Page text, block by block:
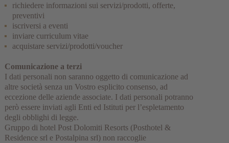
richiedere informazioni sui servizi/prodotti, offerte,
preventivi
iscriversi a eventi
inviare curriculum vitae
acquistare servizi/prodotti/voucher
Comunicazione a terzi
I dati personali non saranno oggetto di comunicazione ad
altre società senza un Vostro esplicito consenso, ad
eccezione delle aziende associate. I dati personali potranno
però essere inviati agli Enti ed Istituti per l’espletamento
degli obblighi di legge.
Gruppo di hotel Post Dolomiti Resorts (Posthotel &
Residence srl e Postalpina srl) non raccoglie